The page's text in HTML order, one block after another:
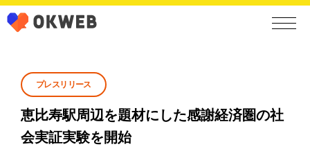
プレスリリース
恵比寿駅周辺を題材にした感謝経済圏の社
会実証実験を開始